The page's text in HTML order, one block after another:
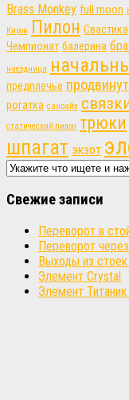
Brass Monkey full moon
Киров Пилон Свастика
Чемпионат балерина
наездница
предплечье
рогатка санрайз
статический пилон трюки
шпагат экзот
Свежие записи
Переворот в
Переворот
Выходы из стоек
Элемент Crystal
Элемент